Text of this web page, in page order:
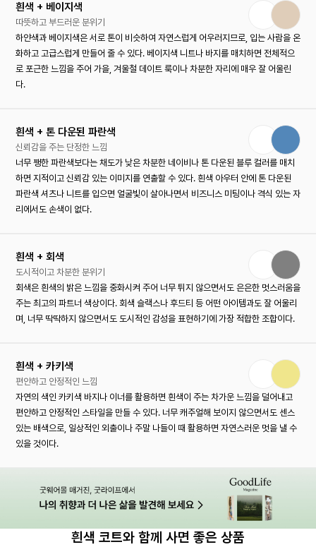
흰색 + 베이지색
따뜻하고 부드러운 분위기
하얀색과 베이지색은 서로 톤이 비슷하여 자연스럽게 어우러지므로, 입는 사람을 온
화하고 고급스럽게 만들어 줄 수 있다. 베이지색 니트나 바지를 매치하면 전체적으
로 포근한 느낌을 주어 가을, 겨울철 데이트 룩이나 차분한 자리에 매우 잘 어울린
다.
흰색 + 톤 다운된 파란색
신뢰감을 주는 단정한 느낌
너무 쨍한 파란색보다는 채도가 낮은 차분한 네이비나 톤 다운된 블루 컬러를 매치
하면 지적이고 신뢰감 있는 이미지를 연출할 수 있다. 흰색 아우터 안에 톤 다운된
파란색 셔츠나 니트를 입으면 얼굴빛이 살아나면서 비즈니스 미팅이나 격식 있는 자
리에서도 손색이 없다.
흰색 + 회색
도시적이고 차분한 분위기
회색은 흰색의 밝은 느낌을 중화시켜 주어 너무 튀지 않으면서도 은은한 멋스러움을
주는 최고의 파트너 색상이다. 회색 슬랙스나 후드티 등 어떤 아이템과도 잘 어울리
며, 너무 딱딱하지 않으면서도 도시적인 감성을 표현하기에 가장 적합한 조합이다.
흰색 + 카키색
편안하고 안정적인 느낌
자연의 색인 카키색 바지나 이너를 활용하면 흰색이 주는 차가운 느낌을 덜어내고
편안하고 안정적인 스타일을 만들 수 있다. 너무 캐주얼해 보이지 않으면서도 센스
있는 배색으로, 일상적인 외출이나 주말 나들이 때 활용하면 자연스러운 멋을 낼 수
있을 것이다.
흰색 코트와 함께 사면 좋은 상품